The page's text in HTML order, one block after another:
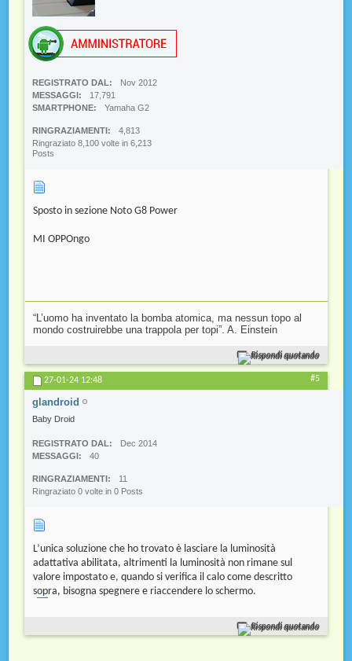
REGISTRATO DAL
Nov 2012
MESSAGGI
17,791
SMARTPHONE
Yamaha G2
RINGRAZIAMENTI
4,813
Ringraziato 8,100 volte in 6,213
Posts
Sposto in sezione Noto G8 Power
MI OPPOngo
“L’uomo ha inventato la bomba atomica, ma nessun topo al
mondo costruirebbe una trappola per topi”. A. Einstein
Rispondi quotando
27-01-24 12:48 #5
glandroid
Baby Droid
REGISTRATO DAL
Dec 2014
MESSAGGI
40
RINGRAZIAMENTI
11
Ringraziato 0 volte in 0 Posts
L’unica soluzione che ho trovato è lasciare la luminosità
adattativa abilitata, altrimenti la luminosità non rimane sul
valore impostato e, quando si verifica il calo come descritto
sopra, bisogna spegnere e riaccendere lo schermo.
Rispondi quotando